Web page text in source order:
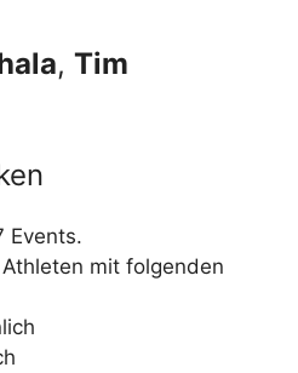
, Tim
Events.
mit folgenden